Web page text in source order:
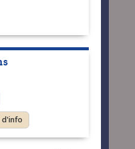
d'info